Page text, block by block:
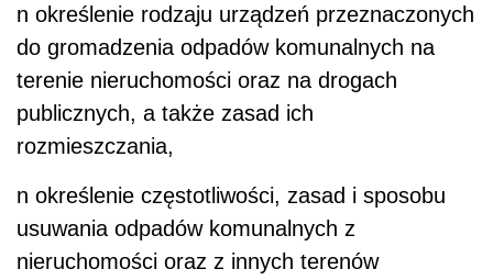
n określenie rodzaju urządzeń przeznaczonych
do gromadzenia odpadów komunalnych na
terenie nieruchomości oraz na drogach
publicznych, a także zasad ich
rozmieszczania,
n określenie częstotliwości, zasad i sposobu
usuwania odpadów komunalnych z
nieruchomości oraz z innych terenów